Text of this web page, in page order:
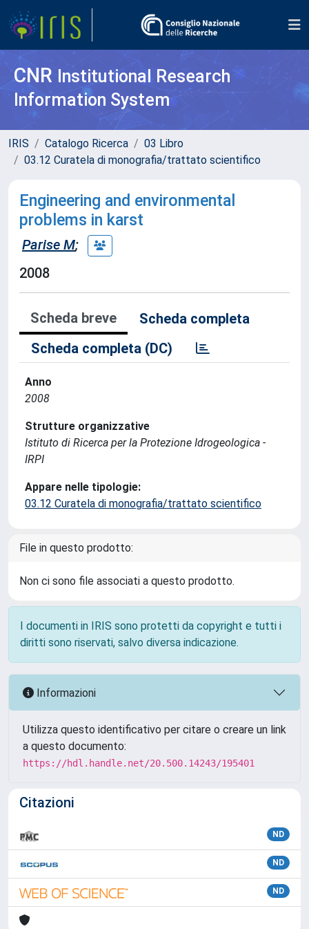
CNR Institutional Research
Information System
IRIS Catalogo Ricerca
03 Libro
03.12 Curatela di monografia/trattato scientifico
Engineering and environmental
problems in karst
Parise M;
2008
Scheda breve
Scheda completa
Scheda completa (DC)
Anno
2008
Strutture organizzative
Istituto di Ricerca per la Protezione Idrogeologica -
IRPI
Appare nelle tipologie:
03.12 Curatela di monografia/trattato scientifico
File in questo prodotto:
Non ci sono file associati a questo prodotto.
I documenti in IRIS sono protetti da copyright e tutti i
diritti sono riservati, salvo diversa indicazione.
Informazioni
Utilizza questo identificativo per citare o creare un link
a questo documento:
https://hdl.handle.net/20.500.14243/195401
Citazioni
ND
ND
ND